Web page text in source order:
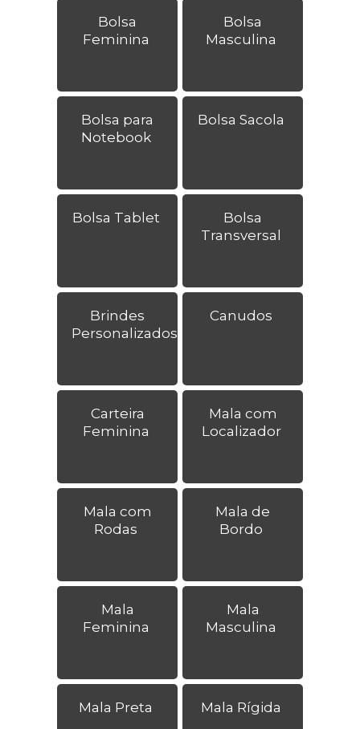
Bolsa
Feminina
Bolsa
Masculina
Bolsa para
Notebook
Bolsa Sacola
Bolsa Tablet
Bolsa
Transversal
Brindes
Personalizados
Canudos
Carteira
Feminina
Mala com
Localizador
Mala com
Rodas
Mala de
Bordo
Mala
Feminina
Mala
Masculina
Mala Preta Mala Rígida